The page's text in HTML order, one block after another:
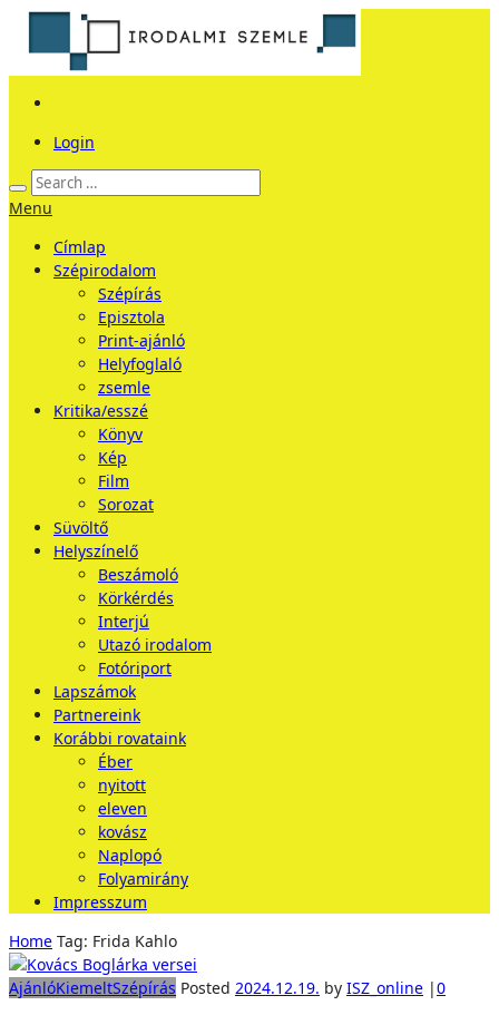
Login
Menu
Címlap
Szépirodalom
Szépírás
Episztola
Print-ajánló
Helyfoglaló
zsemle
Kritika/esszé
Könyv
Kép
Film
Sorozat
Süvöltő
Helyszínelő
Beszámoló
Körkérdés
Interjú
Utazó irodalom
Fotóriport
Lapszámok
Partnereink
Korábbi rovataink
Éber
nyitott
eleven
kovász
Naplopó
Folyamirány
Impresszum
Home Tag: Frida Kahlo
AjánlóKiemeltSzépírás Posted 2024.12.19. by ISZ_online |0